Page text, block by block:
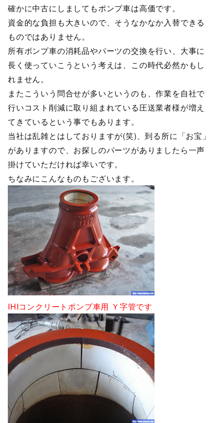
確かに中古にしましてもポンプ車は高価です。
資金的な負担も大きいので、そうなかなか入替できる
ものではありません。
所有ポンプ車の消耗品やパーツの交換を行い、大事に
長く使っていこうという考えは、この時代必然かもし
れません。
またこういう問合せが多いというのも、作業を自社で
行いコスト削減に取り組まれている圧送業者様が増え
てきているという事でもあります。
当社は乱雑とはしておりますが(笑)、到る所に「お宝」
がありますので、お探しのパーツがありましたら一声
掛けていただければ幸いです。
ちなみにこんなものもございます。
IHIコンクリートポンプ車用 Ｙ字管です